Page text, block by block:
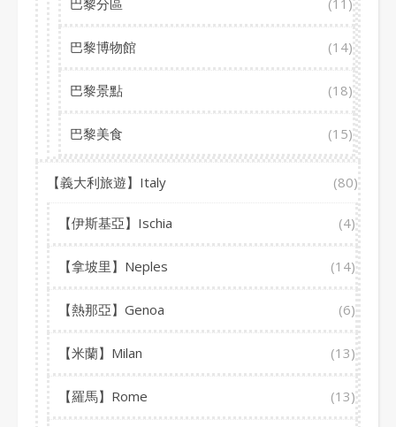
巴黎分區 (11)
巴黎博物館 (14)
巴黎景點 (18)
巴黎美食 (15)
【義大利旅遊】Italy (80)
【伊斯基亞】Ischia (4)
【拿坡里】Neples (14)
【熱那亞】Genoa (6)
【米蘭】Milan (13)
【羅馬】Rome (13)